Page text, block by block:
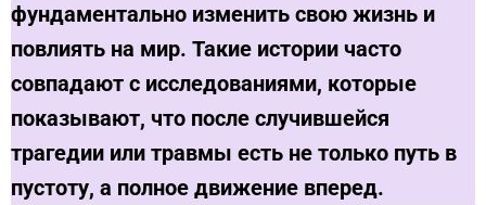
фундаментально изменить свою жизнь и
повлиять на мир. Такие истории часто
совпадают с исследованиями, которые
показывают, что после случившейся
трагедии или травмы есть не только путь в
пустоту, а полное движение вперед.